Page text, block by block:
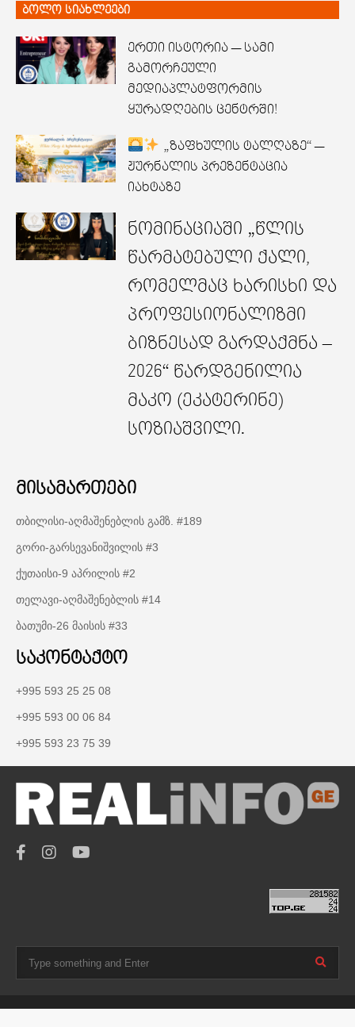
ბოლო სიახლეები
ერთი ისტორია — სამი
გამორჩეული
მედიაპლატფორმის
ყურადღების ცენტრში!
„ზაფხულის ტალღაზე“ —
ჟურნალის პრეზენტაცია
იახტაზე
ნომინაციაში „წლის
წარმატებული ქალი,
რომელმაც ხარისხი და
პროფესიონალიზმი
ბიზნესად გარდაქმნა –
2026“ წარდგენილია
მაკო (ეკატერინე)
სოზიაშვილი.
მისამართები
თბილისი-აღმაშენებლის გამზ. #189
გორი-გარსევანიშვილის #3
ქუთაისი-9 აპრილის #2
თელავი-აღმაშენებლის #14
ბათუმი-26 მაისის #33
საკონტაქტო
+995 593 25 25 08
+995 593 00 06 84
+995 593 23 75 39